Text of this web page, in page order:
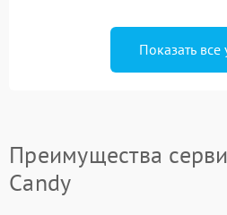
Показать все
Преимущества
Candy